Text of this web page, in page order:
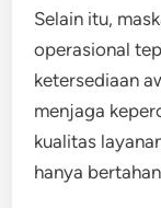
Selain itu,
operasional
ketersediaan
menjaga
kualitas
hanya